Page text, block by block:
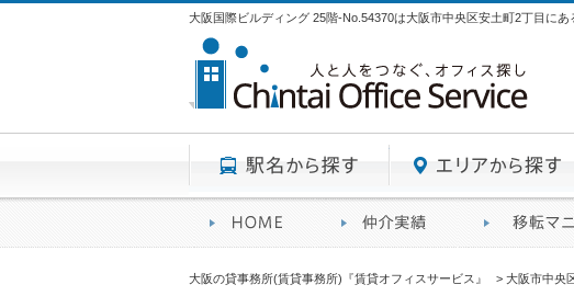
大阪国際ビルディング 25階-No.54370は大阪市中央区安土町2丁目にあ
大阪の貸事務所(賃貸事務所)『賃貸オフィスサービス』 大阪市中央